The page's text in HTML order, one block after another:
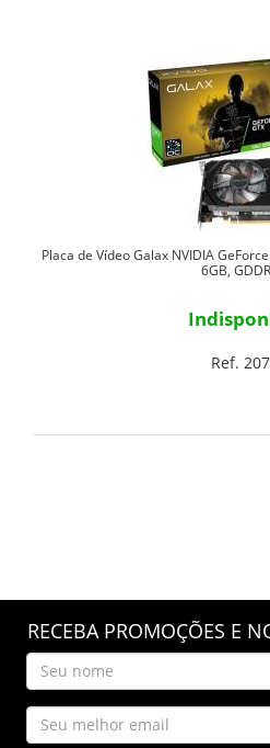
Placa de Vídeo Galax NVIDIA
6GB,
Ref.
RECEBA PROMOÇÕES E